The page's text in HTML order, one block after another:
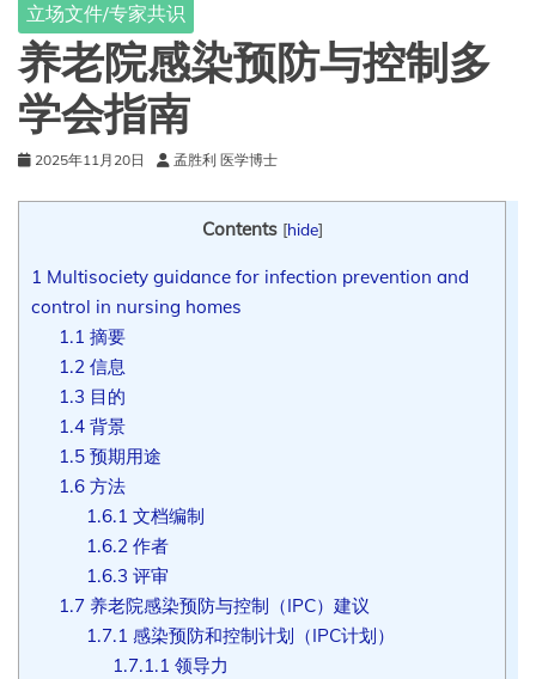
立场文件/专家共识
养老院感染预防与控制多
学会指南
2025年11月20日 孟胜利 医学博士
Contents [hide]
1 Multisociety guidance for infection prevention and
control in nursing homes
1.1 摘要
1.2信息
1.3 目的
1.4背景
1.5预期用途
1.6方法
1.6.1 文档编制
1.6.2作者
1.6.3 评审
1.7养老院感染预防与控制（IPC）建议
1.7.1 感染预防和控制计划（IPC计划）
1.7.1.1 领导力